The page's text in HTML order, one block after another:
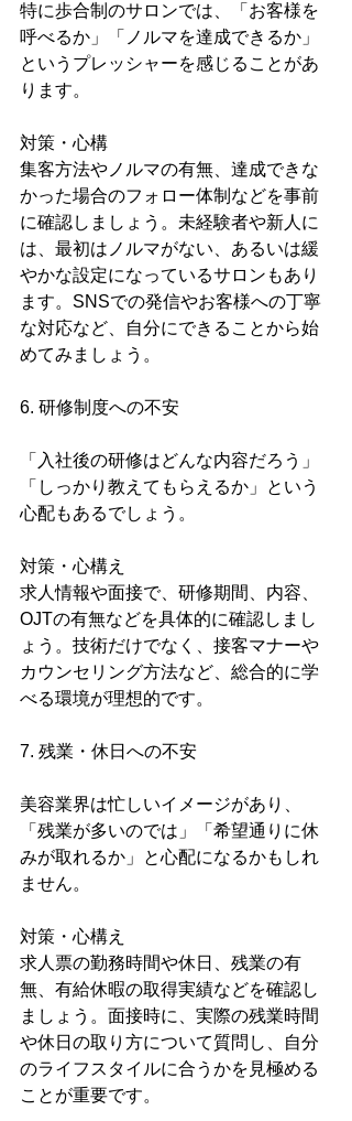
特に歩合制のサロンでは、「お客様を
呼べるか」「ノルマを達成できるか」
というプレッシャーを感じることがあ
ります。
対策・心構
集客方法やノルマの有無、達成できな
かった場合のフォロー体制などを事前
に確認しましょう。未経験者や新人に
は、最初はノルマがない、あるいは緩
やかな設定になっているサロンもあり
ます。SNSでの発信やお客様への丁寧
な対応など、自分にできることから始
めてみましょう。
6. 研修制度への不安
「入社後の研修はどんな内容だろう」
「しっかり教えてもらえるか」という
心配もあるでしょう。
対策・心構え
求人情報や面接で、研修期間、内容、
OJTの有無などを具体的に確認しまし
ょう。技術だけでなく、接客マナーや
カウンセリング方法など、総合的に学
べる環境が理想的です。
7. 残業・休日への不安
美容業界は忙しいイメージがあり、
「残業が多いのでは」「希望通りに休
みが取れるか」と心配になるかもしれ
ません。
対策・心構え
求人票の勤務時間や休日、残業の有
無、有給休暇の取得実績などを確認し
ましょう。面接時に、実際の残業時間
や休日の取り方について質問し、自分
のライフスタイルに合うかを見極める
ことが重要です。